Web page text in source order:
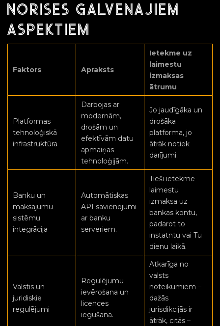
norises galvenajiem
aspektiem
Faktors Apraksts
Ietekme uz
laimestu
izmaksas
ātrumu
Platformas
tehnoloģiskā
infrastruktūra
Darbojas ar
modernām,
drošām un
efektīvām datu
apmaiņas
tehnoloģijām.
Jo jaudīgāka un
drošāka
platforma, jo
ātrāk notiek
darījumi.
Banku un
maksājumu
sistēmu
integrācija
Automātiskas
API savienojumi
ar banku
serveriem.
Tieši ietekmē
laimestu
izmaksa uz
bankas kontu,
padarot to
instatntu vai Tu
dienu laikā.
Valstis un
juridiskie
regulējumi
Regulējumu
ievērošana un
licences
iegūšana.
Atkarīga no
valsts
noteikumiem –
dažās
jurisdikcijās ir
ātrāk, citās –